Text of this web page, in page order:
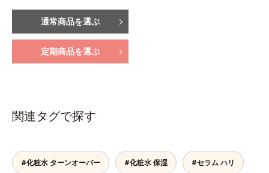
通常商品を選ぶ
定期商品を選ぶ
関連タグで探す
#化粧水 ターンオーバー #化粧水 保湿 #セラム ハリ